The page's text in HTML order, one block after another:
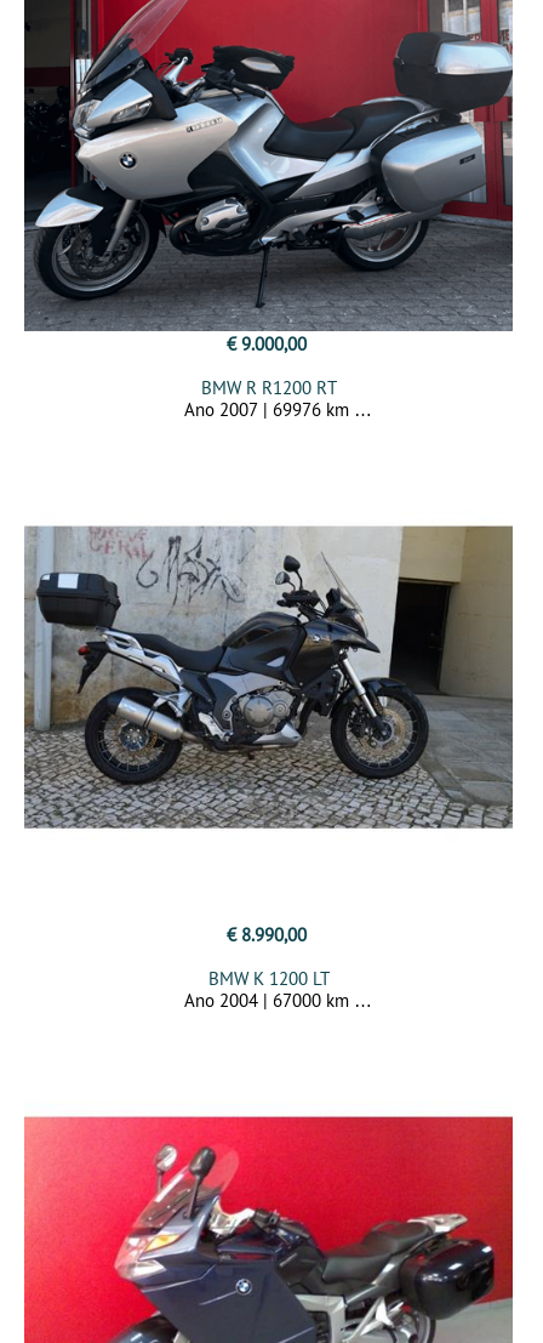
€ 9.000,00
BMW R R1200 RT
Ano 2007 | 69976 km
€ 8.990,00
BMW K 1200 LT
Ano 2004 | 67000 km